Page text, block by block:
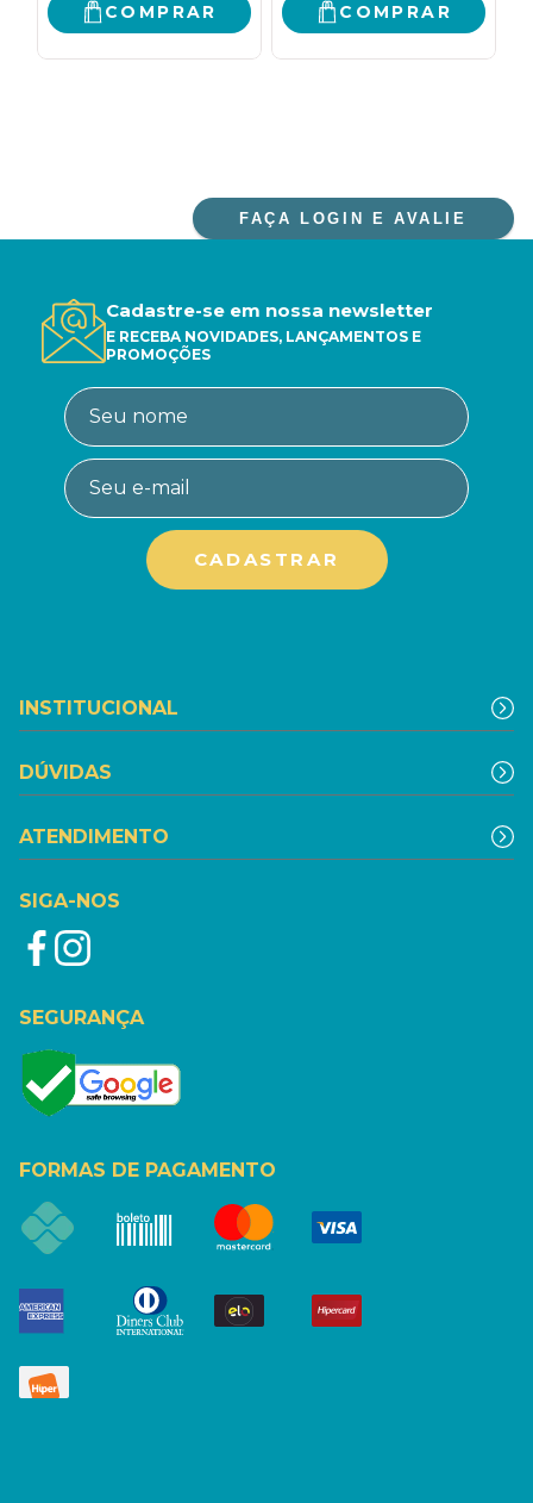
COMPRAR COMPRAR
FAÇA LOGIN E AVALIE
Cadastre-se em nossa newsletter
E RECEBA NOVIDADES, LANÇAMENTOS E
PROMOÇÕES
INSTITUCIONAL
DÚVIDAS
ATENDIMENTO
SIGA-NOS
SEGURANÇA
FORMAS DE PAGAMENTO